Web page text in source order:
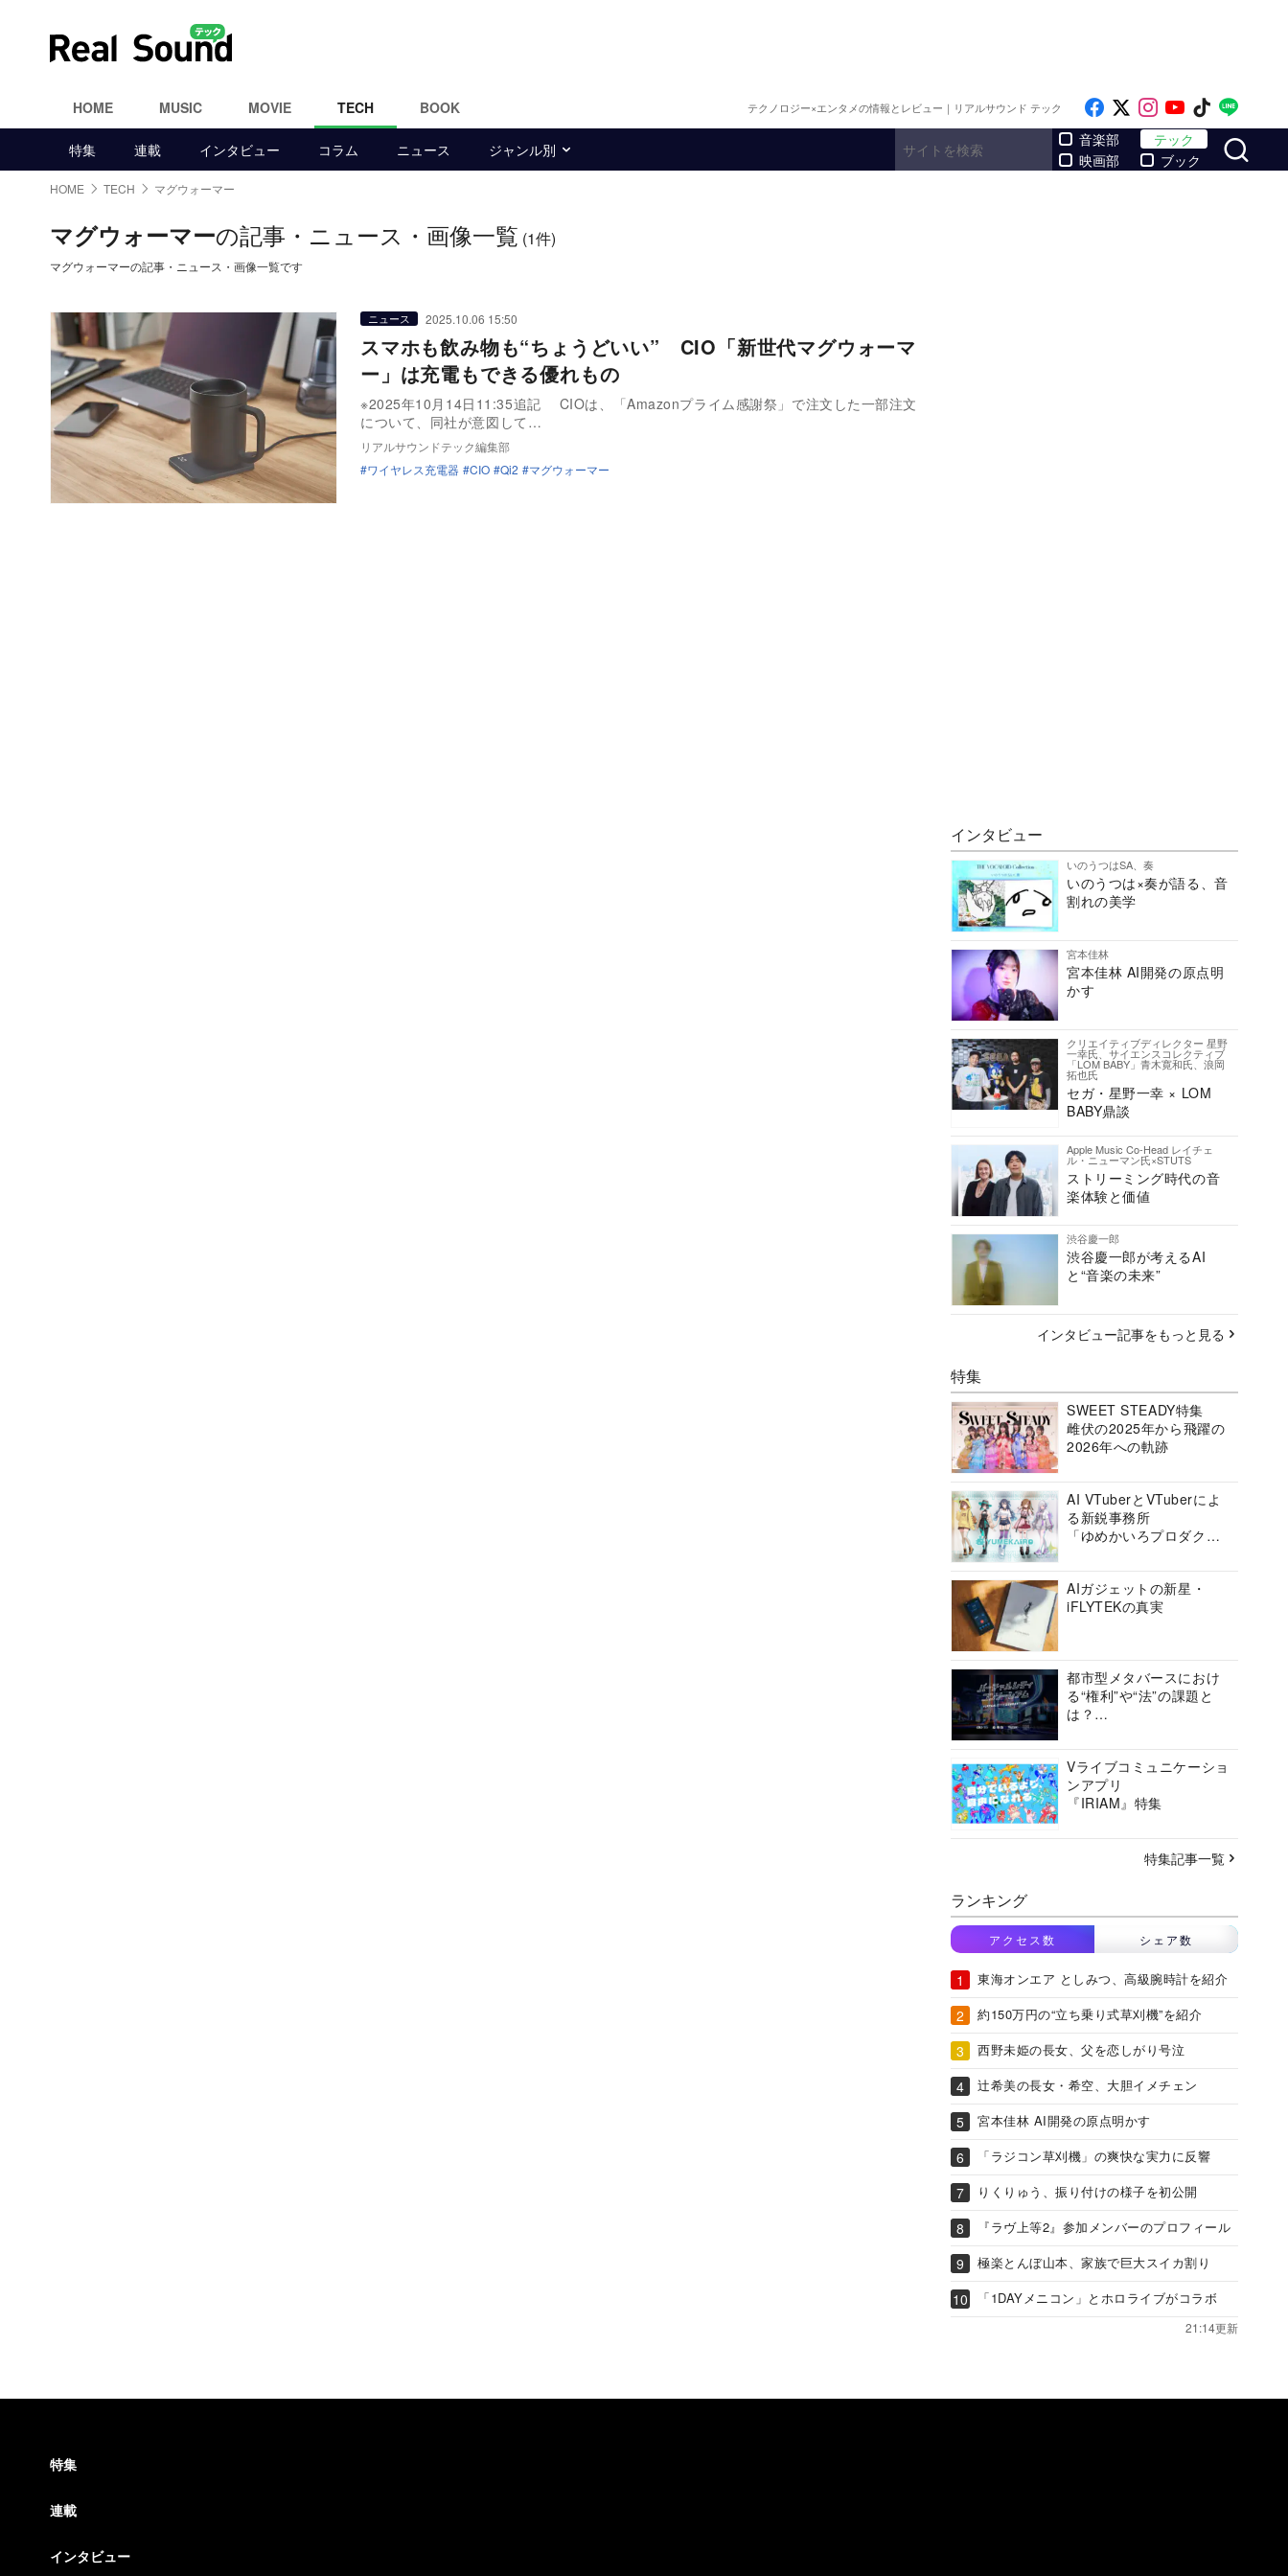
HOME MUSIC MOVIE TECH BOOK テクノロジー×エンタメの情報とレビュー｜リアルサウンド テック Like on Facebook
Follow on x
Follow on
Follow on
Follow
特集 連載 インタビュー コラム ニュース ジャンル別
音楽部
映画部
テック
ブック
HOME TECH マグウォーマー
マグウォーマーの記事・ニュース・画像一覧 (1件)
マグウォーマーの記事・ニュース・画像一覧です
ニュース 2025.10.06 15:50
スマホも飲み物も“ちょうどいい” CIO「新世代マグウォーマ
ー」は充電もできる優れもの
※2025年10月14日11:35追記 CIOは、「Amazonプライム感謝祭」で注文した一部注文
について、同社が意図して…
リアルサウンドテック編集部
ワイヤレス充電器
CIO Qi2 マグウォーマー
インタビュー
いのうつはSA、奏
いのうつは×奏が語る、音
割れの美学
宮本佳林
宮本佳林 AI開発の原点明
かす
クリエイティブディレクター 星野
一幸氏、サイエンスコレクティブ
「LOM BABY」青木寛和氏、浪岡
拓也氏
セガ・星野一幸 × LOM
BABY鼎談
Apple Music Co-Head レイチェ
ル・ニューマン氏×STUTS
ストリーミング時代の音
楽体験と価値
渋谷慶一郎
渋谷慶一郎が考えるAI
と“音楽の未来”
インタビュー記事をもっと見る
特集
SWEET STEADY特集
雌伏の2025年から飛躍の
2026年への軌跡
AI VTuberとVTuberによ
る新鋭事務所
「ゆめかいろプロダクシ
AIガジェットの新星・
iFLYTEKの真実
都市型メタバースにおけ
る“権利”や“法”の課題と
は？
ーシアムの挑戦に迫る
Vライブコミュニケーショ
ンアプリ
『IRIAM』特集
特集記事一覧
ランキング
アクセス数 シェア数
東海オンエア としみつ、高級腕時計を紹介
約150万円の“立ち乗り式草刈機”を紹介
西野未姫の長女、父を恋しがり号泣
辻希美の長女・希空、大胆イメチェン
宮本佳林 AI開発の原点明かす
「ラジコン草刈機」の爽快な実力に反響
りくりゅう、振り付けの様子を初公開
『ラヴ上等2』参加メンバーのプロフィール
極楽とんぼ山本、家族で巨大スイカ割り
「1DAYメニコン」とホロライブがコラボ
21:14更新
特集
連載
インタビュー